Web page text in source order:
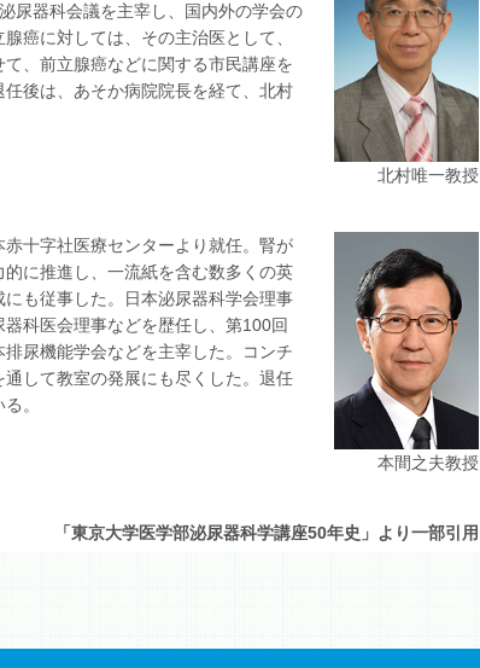
北村唯一教授
尿器科会議を主宰し、国内外の学会の
癌に対しては、その主治医として、
、前立腺癌などに関する市民講座を
後は、あそか病院院長を経て、北村
本間之夫教授
十字社医療センターより就任。腎が
に推進し、一流紙を含む数多くの英
も従事した。日本泌尿器科学会理事
科医会理事などを歴任し、第100回
尿機能学会などを主宰した。コンチ
して教室の発展にも尽くした。退任
。
「東京大学医学部泌尿器科学講座50年史」より一部引用